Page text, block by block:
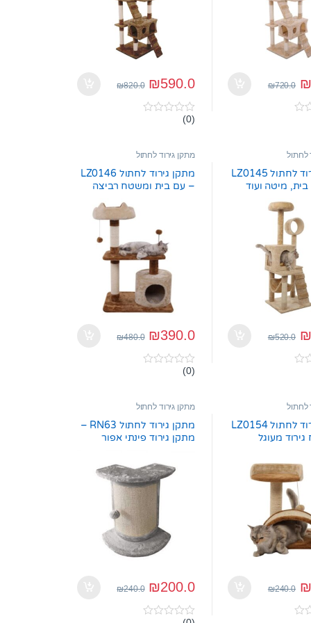
₪
₪720.0
₪590.0
₪820.0
0
o
f
5
(0)
לחתול
מתקן גירוד לחתול LZ0145
מיטה ועוד
₪
₪520.0
מתקן גירוד לחתול
מתקן גירוד לחתול LZ0146
– עם בית ומשטח רביצה
₪390.0
₪480.0
0
o
f
5
(0)
לחתול
מתקן גירוד לחתול LZ0154
מעוגל
₪
₪240.0
מתקן גירוד לחתול
מתקן גירוד לחתול RN63 –
מתקן גירוד פינתי אפור
₪200.0
₪240.0